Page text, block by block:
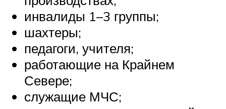
инвалиды 1–3 группы;
шахтеры;
педагоги, учителя;
работающие на Крайнем
Севере;
служащие МЧС;